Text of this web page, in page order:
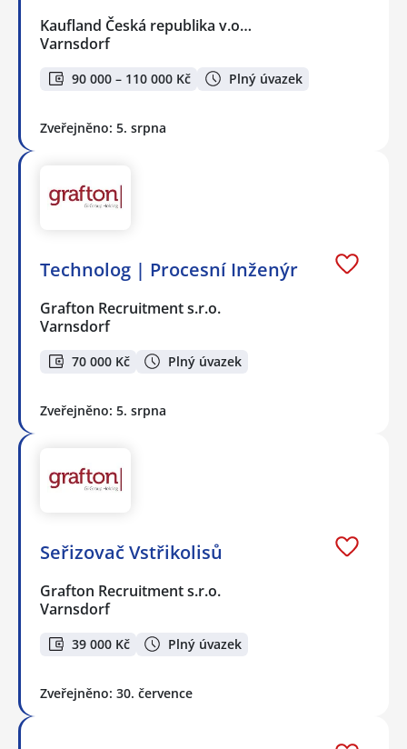
Kaufland Česká republika v.o…
Varnsdorf
90 000 – 110 000 Kč Plný úvazek
Zveřejněno: 5. srpna
Technolog | Procesní Inženýr
Grafton Recruitment s.r.o.
Varnsdorf
70 000 Kč Plný úvazek
Zveřejněno: 5. srpna
Seřizovač Vstřikolisů
Grafton Recruitment s.r.o.
Varnsdorf
39 000 Kč Plný úvazek
Zveřejněno: 30. července